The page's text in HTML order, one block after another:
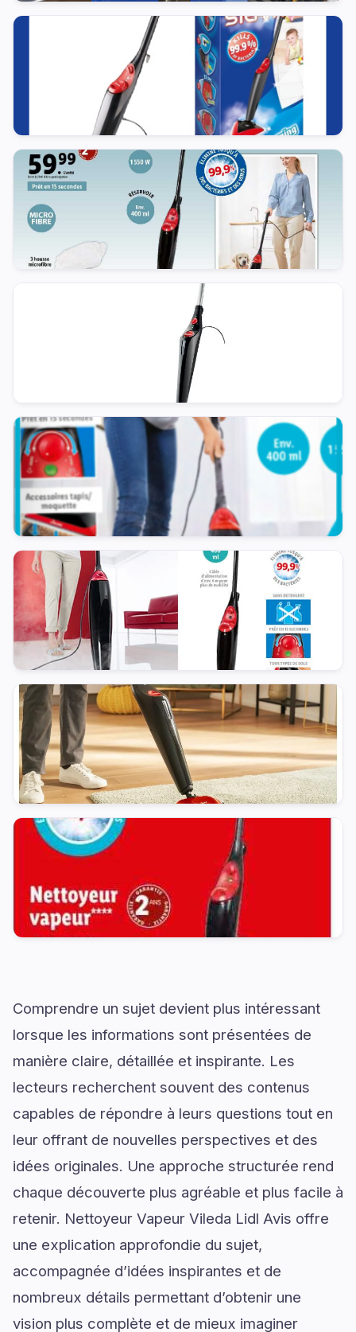
Comprendre un sujet devient plus intéressant
lorsque les informations sont présentées de
manière claire, détaillée et inspirante. Les
lecteurs recherchent souvent des contenus
capables de répondre à leurs questions tout en
leur offrant de nouvelles perspectives et des
idées originales. Une approche structurée rend
chaque découverte plus agréable et plus facile à
retenir. Nettoyeur Vapeur Vileda Lidl Avis offre
une explication approfondie du sujet,
accompagnée d’idées inspirantes et de
nombreux détails permettant d’obtenir une
vision plus complète et de mieux imaginer